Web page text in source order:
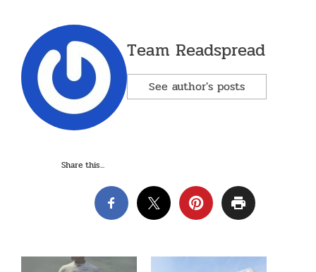
Team Readspread
See author's posts
Share this...